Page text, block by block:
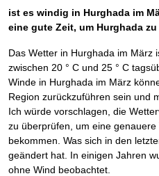
ist es windig in Hurghada im
eine gute Zeit, um Hurghada
Das Wetter in Hurghada im März
zwischen 20 ° C und 25 ° C
Winde in Hurghada im März
Region zurückzuführen sein und
Ich würde vorschlagen, die
zu überprüfen, um eine
bekommen. Was sich in den
geändert hat. In einigen Jahren
ohne Wind beobachtet.